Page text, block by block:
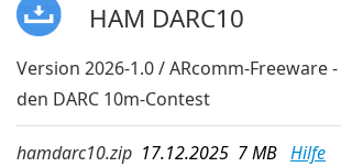
HAM DARC10
Version 2026-1.0 / ARcomm-Freeware
den DARC 10m-Contest
hamdarc10.zip 17.12.2025 7 MB Hilfe